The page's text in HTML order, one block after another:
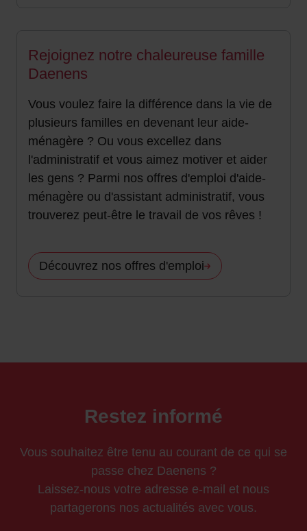
Rejoignez notre chaleureuse famille
Daenens
Vous voulez faire la différence dans la vie de
plusieurs familles en devenant leur aide-
ménagère ? Ou vous excellez dans
l'administratif et vous aimez motiver et aider
les gens ? Parmi nos offres d'emploi d'aide-
ménagère ou d'assistant administratif, vous
trouverez peut-être le travail de vos rêves !
Découvrez nos offres d'emploi
Restez informé
Vous souhaitez être tenu au courant de ce qui se
passe chez Daenens ?
Laissez-nous votre adresse e-mail et nous
partagerons nos actualités avec vous.